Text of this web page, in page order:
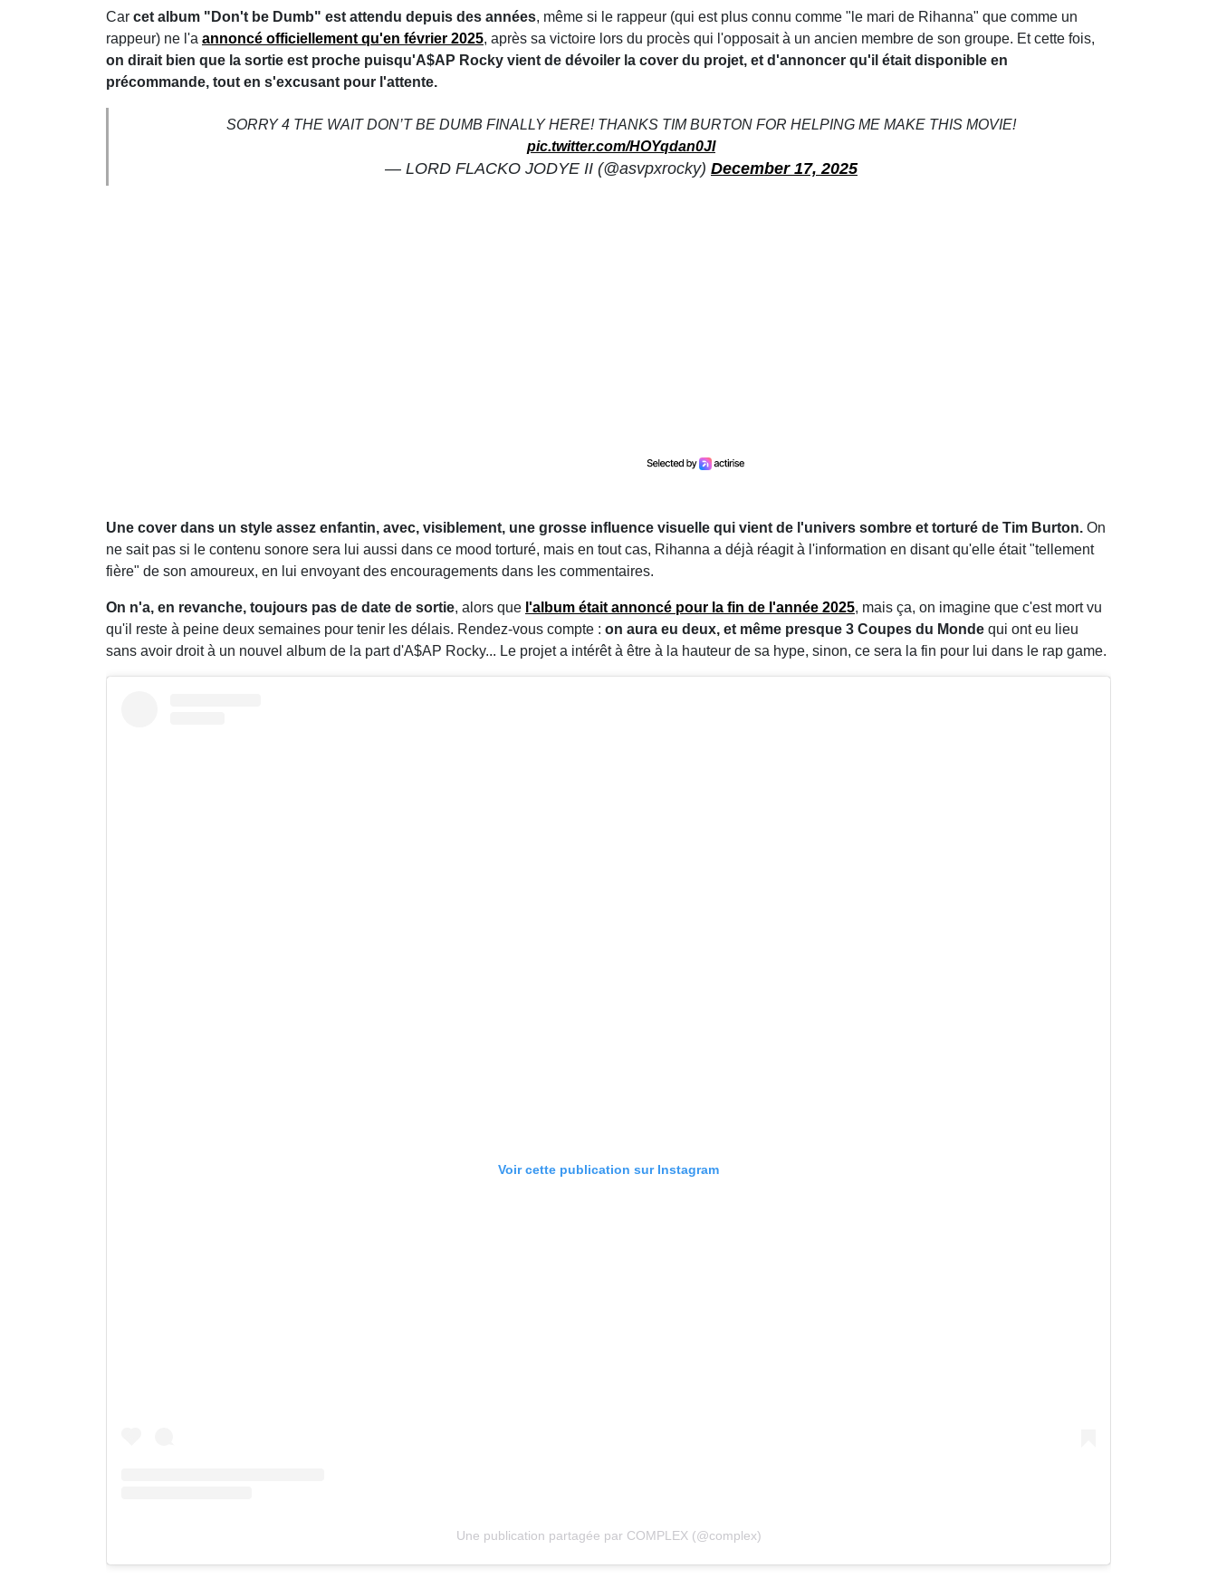
Car cet album "Don't be Dumb" est attendu depuis des années, même si le rappeur (qui est plus connu comme "le mari de Rihanna" que comme un
rappeur) ne l'a annoncé officiellement qu'en février 2025, après sa victoire lors du procès qui l'opposait à un ancien membre de son groupe. Et cette fois,
on dirait bien que la sortie est proche puisqu'A$AP Rocky vient de dévoiler la cover du projet, et d'annoncer qu'il était disponible en
précommande, tout en s'excusant pour l'attente.
SORRY 4 THE WAIT DON’T BE DUMB FINALLY HERE! THANKS TIM BURTON FOR HELPING ME MAKE THIS MOVIE!
pic.twitter.com/HOYqdan0JI
— LORD FLACKO JODYE II (@asvpxrocky) December 17, 2025
Une cover dans un style assez enfantin, avec, visiblement, une grosse influence visuelle qui vient de l'univers sombre et torturé de Tim Burton. On
ne sait pas si le contenu sonore sera lui aussi dans ce mood torturé, mais en tout cas, Rihanna a déjà réagit à l'information en disant qu'elle était "tellement
fière" de son amoureux, en lui envoyant des encouragements dans les commentaires.
On n'a, en revanche, toujours pas de date de sortie, alors que l'album était annoncé pour la fin de l'année 2025, mais ça, on imagine que c'est mort vu
qu'il reste à peine deux semaines pour tenir les délais. Rendez-vous compte : on aura eu deux, et même presque 3 Coupes du Monde qui ont eu lieu
sans avoir droit à un nouvel album de la part d'A$AP Rocky... Le projet a intérêt à être à la hauteur de sa hype, sinon, ce sera la fin pour lui dans le rap game.
Voir cette publication sur Instagram
Une publication partagée par COMPLEX (@complex)